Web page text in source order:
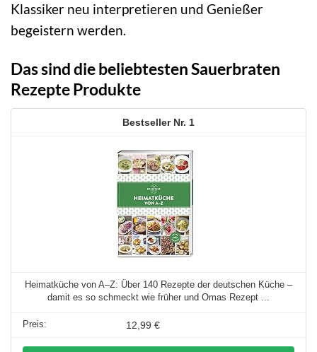
Klassiker neu interpretieren und Genießer
begeistern werden.
Das sind die beliebtesten Sauerbraten
Rezepte Produkte
1
Heimatküche von A–Z: Über 140 Rezepte der deutschen Küche –
damit es so schmeckt wie früher und Omas Rezept ...
12,99 €